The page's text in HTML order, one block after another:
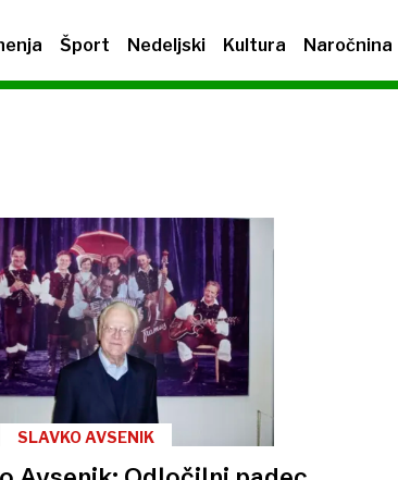
Šport Nedeljski Kultura Naročnina
SLAVKO AVSENIK